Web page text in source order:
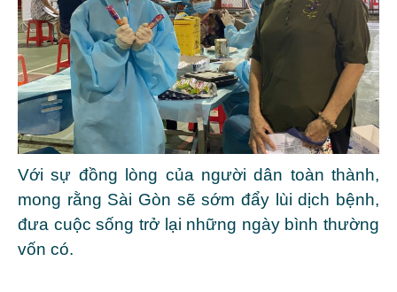
Với sự đồng lòng của người dân toàn thành,
mong rằng Sài Gòn sẽ sớm đẩy lùi dịch bệnh,
đưa cuộc sống trở lại những ngày bình thường
vốn có.